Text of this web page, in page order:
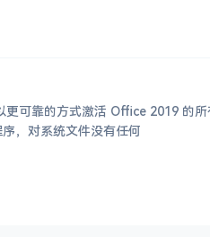
可靠的方式激活 Office 2019 的
程序，对系统文件没有任何